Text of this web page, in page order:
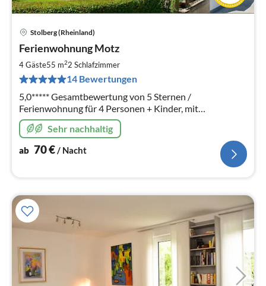
Stolberg (Rheinland)
Ferienwohnung Motz
4 Gäste55 m22 Schlafzimmer
14 Bewertungen
5,0***** Gesamtbewertung von 5 Sternen /
Ferienwohnung für 4 Personen + Kinder, mit
parkähnlichem Garten in Stolberg/Zweifall
Sehr nachhaltig
ab 70€/ Nacht